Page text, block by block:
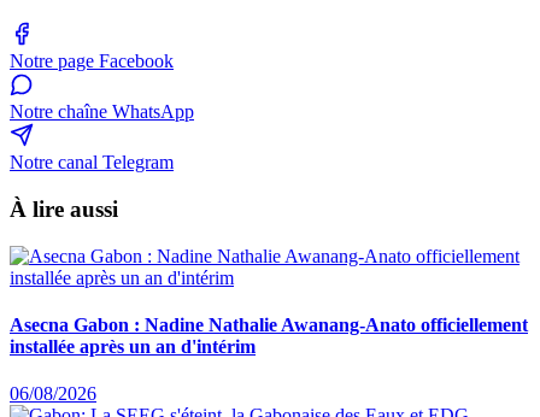
Notre page Facebook
Notre chaîne WhatsApp
Notre canal Telegram
À lire aussi
Asecna Gabon : Nadine Nathalie Awanang-Anato officiellement
installée après un an d'intérim
06/08/2026